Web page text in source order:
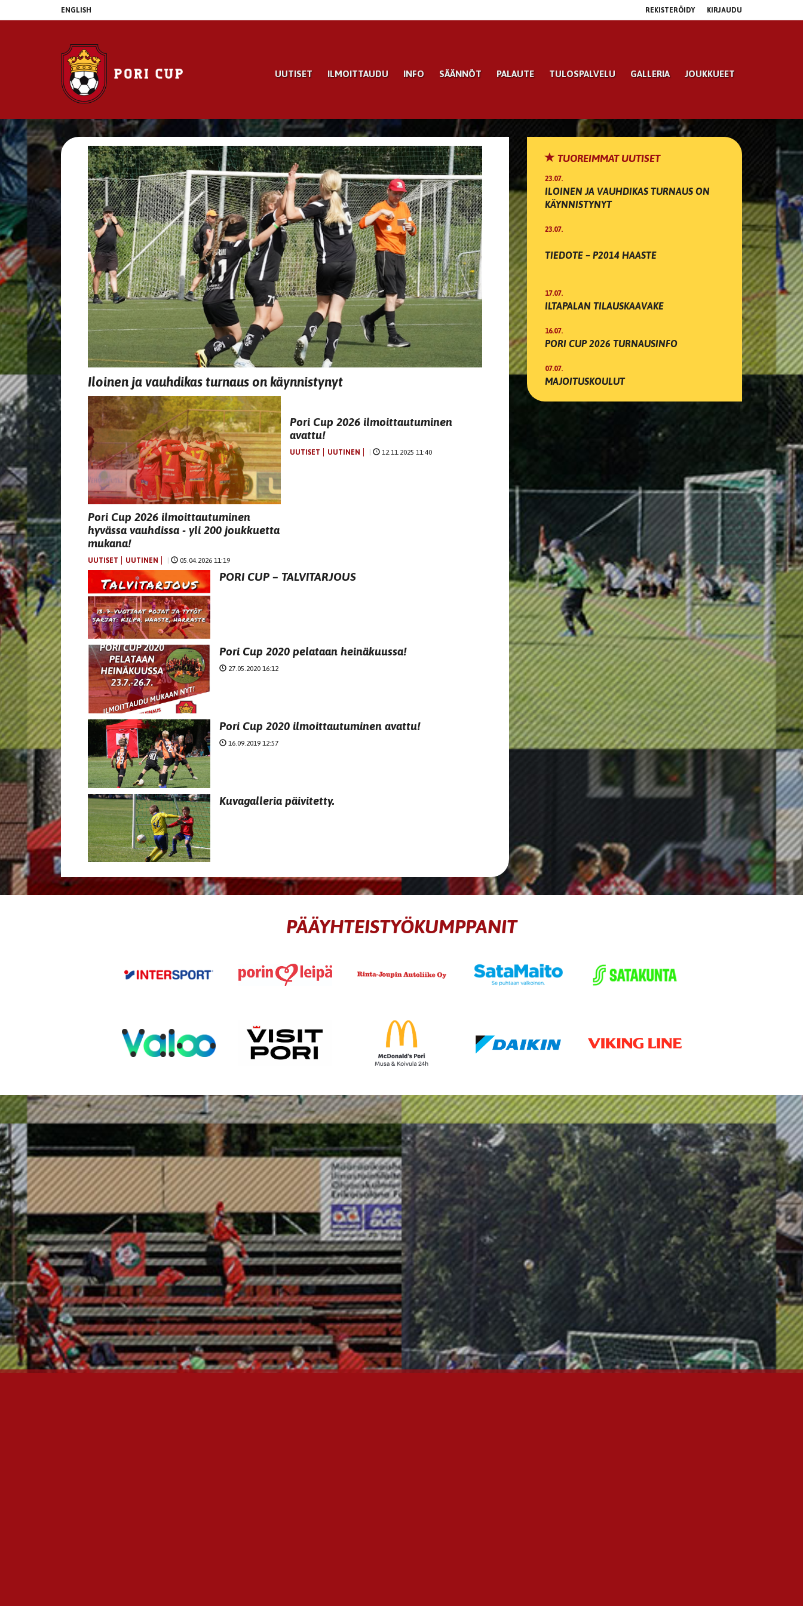
ENGLISH REKISTERÖIDY KIRJAUDU
UUTISET ILMOITTAUDU INFO SÄÄNNÖT PALAUTE TULOSPALVELU GALLERIA JOUKKUEET
Iloinen ja vauhdikas turnaus on käynnistynyt
Pori Cup 2026 ilmoittautuminen
hyvässa vauhdissa - yli 200 joukkuetta
mukana!
UUTISET UUTINEN | 05.04.2026 11:19
Pori Cup 2026 ilmoittautuminen
avattu!
UUTISET UUTINEN | 12.11.2025 11:40
PORI CUP – TALVITARJOUS
Pori Cup 2020 pelataan heinäkuussa!
27.05.2020 16:12
Pori Cup 2020 ilmoittautuminen avattu!
16.09.2019 12:57
Kuvagalleria päivitetty.
TUOREIMMAT UUTISET
23.07.
ILOINEN JA VAUHDIKAS TURNAUS ON
KÄYNNISTYNYT
23.07.
TIEDOTE – P2014 HAASTE
17.07.
ILTAPALAN TILAUSKAAVAKE
16.07.
PORI CUP 2026 TURNAUSINFO
07.07.
MAJOITUSKOULUT